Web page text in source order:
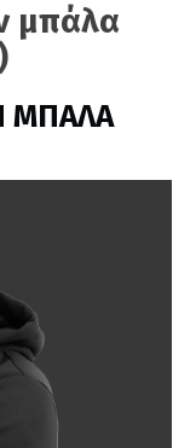
μπάλα
ΜΠΑΛΑ